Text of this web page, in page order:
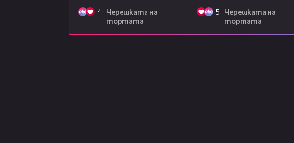
4
Черешката на
тортата
5
Черешката на
тортата